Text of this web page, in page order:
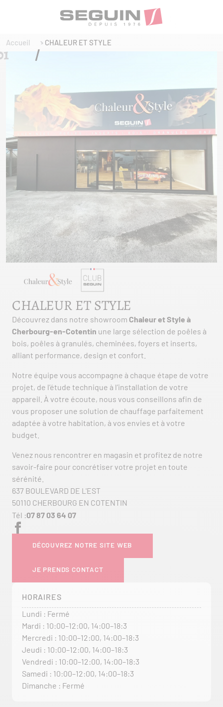
Accueil CHALEUR ET STYLE
CHALEUR ET STYLE
Découvrez dans notre showroom Chaleur et Style à
Cherbourg-en-Cotentin une large sélection de poêles à
bois, poêles à granulés, cheminées, foyers et inserts,
alliant performance, design et confort.
Notre équipe vous accompagne à chaque étape de votre
projet, de l’étude technique à l’installation de votre
appareil. À votre écoute, nous vous conseillons afin de
vous proposer une solution de chauffage parfaitement
adaptée à votre habitation, à vos envies et à votre
budget.
Venez nous rencontrer en magasin et profitez de notre
savoir-faire pour concrétiser votre projet en toute
sérénité.
637 BOULEVARD DE L'EST
50110 CHERBOURG EN COTENTIN
Tél :07 87 03 64 07
DÉCOUVREZ NOTRE SITE WEB
JE PRENDS CONTACT
HORAIRES
Lundi : Fermé
Mardi : 10:00–12:00, 14:00–18:3
Mercredi : 10:00–12:00, 14:00–18:3
Jeudi : 10:00–12:00, 14:00–18:3
Vendredi : 10:00–12:00, 14:00–18:3
Samedi : 10:00–12:00, 14:00–18:3
Dimanche : Fermé